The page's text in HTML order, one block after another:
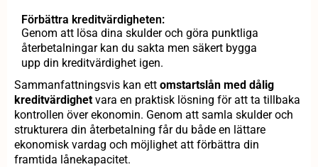
Förbättra kreditvärdigheten:
Genom att lösa dina skulder och göra punktliga
återbetalningar kan du sakta men säkert bygga
upp din kreditvärdighet igen.
Sammanfattningsvis kan ett omstartslån med dålig
kreditvärdighet vara en praktisk lösning för att ta tillbaka
kontrollen över ekonomin. Genom att samla skulder och
strukturera din återbetalning får du både en lättare
ekonomisk vardag och möjlighet att förbättra din
framtida lånekapacitet.